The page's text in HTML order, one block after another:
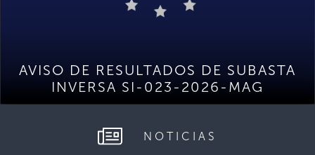
AVISO DE RESULTADOS DE SUBASTA
INVERSA SI-023-2026-MAG
NOTICIAS